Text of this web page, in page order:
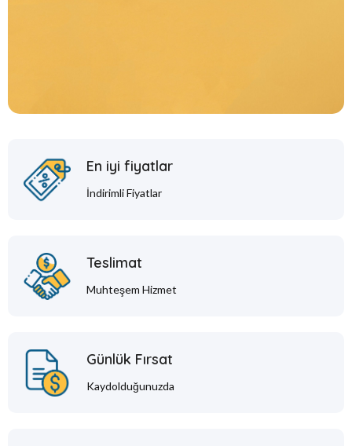
En iyi fiyatlar
İndirimli Fiyatlar
Teslimat
Muhteşem Hizmet
Günlük Fırsat
Kaydolduğunuzda